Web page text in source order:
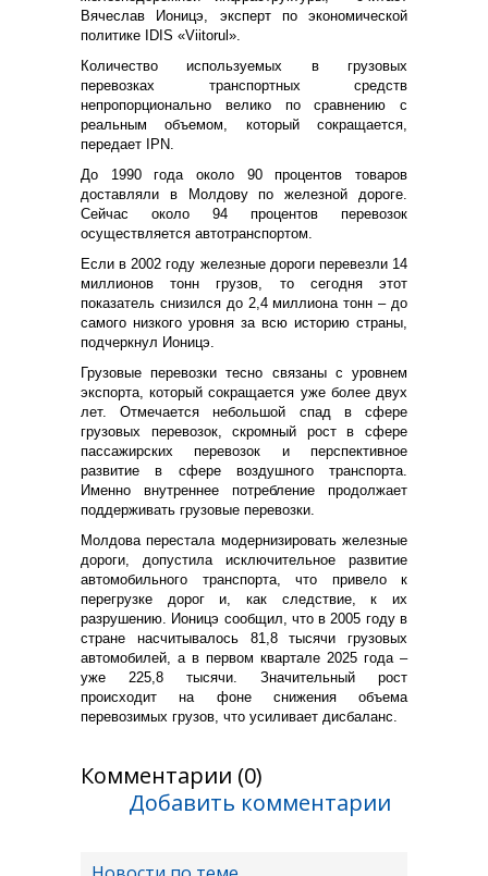
Вячеслав Ионицэ, эксперт по экономической
политике IDIS «Viitorul».
Количество используемых в грузовых
перевозках транспортных средств
непропорционально велико по сравнению с
реальным объемом, который сокращается,
передает IPN
До 1990 года около 90 процентов товаров
доставляли в Молдову по железной дороге.
Сейчас около 94 процентов перевозок
осуществляется автотранспортом.
Если в 2002 году железные дороги перевезли 14
миллионов тонн грузов, то сегодня этот
показатель снизился до 2,4 миллиона тонн – до
самого низкого уровня за всю историю страны,
подчеркнул Ионицэ.
Грузовые перевозки тесно связаны с уровнем
экспорта, который сокращается уже более двух
лет. Отмечается небольшой спад в сфере
грузовых перевозок, скромный рост в сфере
пассажирских перевозок и перспективное
развитие в сфере воздушного транспорта.
Именно внутреннее потребление продолжает
поддерживать грузовые перевозки.
Молдова перестала модернизировать железные
дороги, допустила исключительное развитие
автомобильного транспорта, что привело к
перегрузке дорог и, как следствие, к их
разрушению. Ионицэ сообщил, что в 2005 году в
стране насчитывалось 81,8 тысячи грузовых
автомобилей, а в первом квартале 2025 года –
уже 225,8 тысячи. Значительный рост
происходит на фоне снижения объема
перевозимых грузов, что усиливает дисбаланс.
Комментарии (0)
Добавить комментарии